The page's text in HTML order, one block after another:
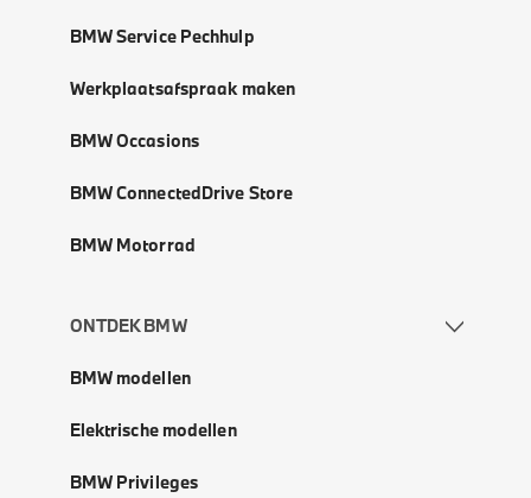
BMW Service Pechhulp
Werkplaatsafspraak maken
BMW Occasions
BMW ConnectedDrive Store
BMW Motorrad
ONTDEK BMW
BMW modellen
Elektrische modellen
BMW Privileges